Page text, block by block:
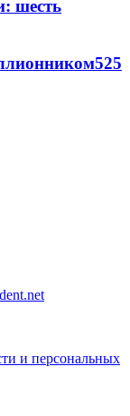
шесть
525
и персональных